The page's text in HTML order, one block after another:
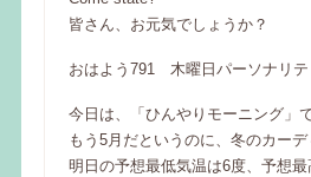
皆さん、お元気でしょうか？
おはよう791 木曜日パーソナリ
今日は、「ひんやりモーニング」
もう5月だというのに、冬のカーデ
明日の予想最低気温は6度、予想最